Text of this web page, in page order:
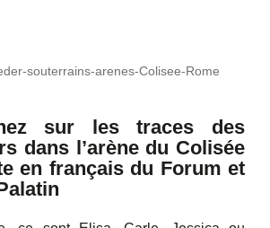
souterrains-arenes-Colisee-Rome
sur les traces des
dans l’arène du Colisée
en français du Forum et